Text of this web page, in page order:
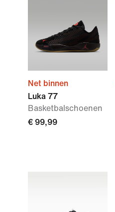
Net binnen
Luka 77
Basketbalschoenen
€ 99,99